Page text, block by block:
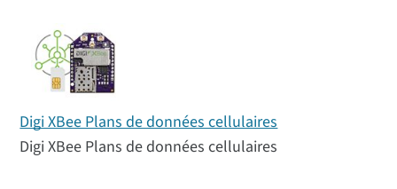
Digi XBee Plans de données cellulaires
Digi XBee Plans de données cellulaires